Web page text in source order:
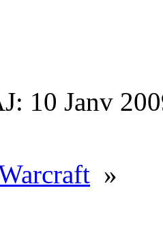
10 Janv
»